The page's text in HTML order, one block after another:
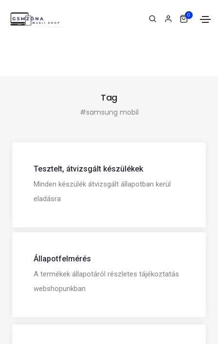
0
Tag
#samsung mobil
Tesztelt, átvizsgált készülékek
Minden készülék átvizsgált állapotban kerül
eladásra
Állapotfelmérés
A termékek állapotáról részletes tájékoztatás
webshopunkban